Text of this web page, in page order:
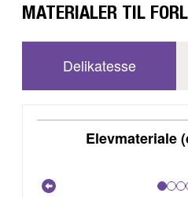
MATERIALER TIL
Delikatesse
VIS
Elevmateriale